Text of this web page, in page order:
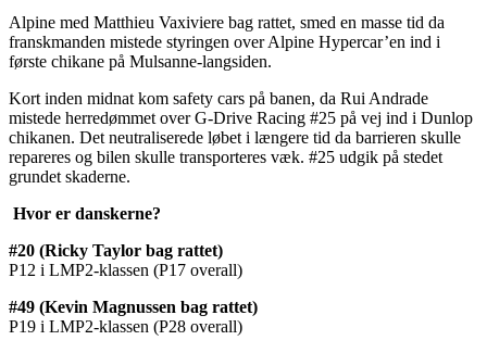
Alpine med Matthieu Vaxiviere bag rattet, smed en masse tid da
franskmanden mistede styringen over Alpine Hypercar’en ind i
første chikane på Mulsanne-langsiden.
Kort inden midnat kom safety cars på banen, da Rui Andrade
mistede herredømmet over G-Drive Racing #25 på vej ind i Dunlop
chikanen. Det neutraliserede løbet i længere tid da barrieren skulle
repareres og bilen skulle transporteres væk. #25 udgik på stedet
grundet skaderne.
Hvor er danskerne?
#20 (Ricky Taylor bag rattet)
P12 i LMP2-klassen (P17 overall)
#49 (Kevin Magnussen bag rattet)
P19 i LMP2-klassen (P28 overall)